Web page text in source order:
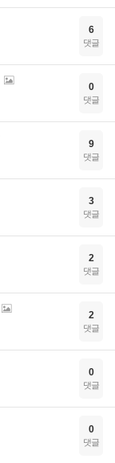
6
댓글
0
댓글
9
댓글
3
댓글
2
댓글
2
댓글
0
댓글
0
댓글